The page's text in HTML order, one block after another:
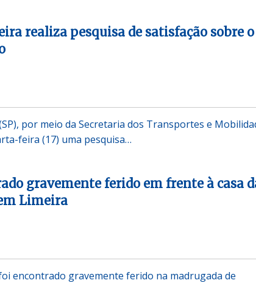
realiza pesquisa de satisfação sobre o
por meio da Secretaria dos Transportes e
feira (17) uma pesquisa…
gravemente ferido em frente à casa
Limeira
encontrado gravemente ferido na madrugada de